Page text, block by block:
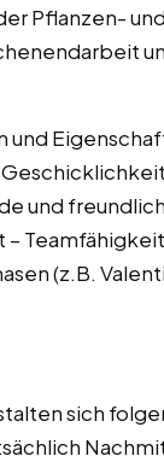
Pflanzen-
und
und
(z.B.
sich